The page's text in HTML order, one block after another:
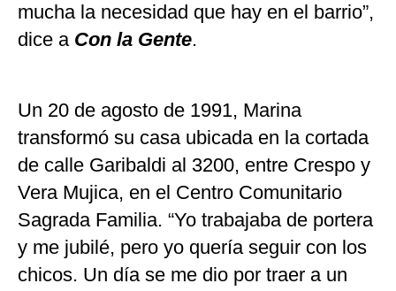
mucha la necesidad que hay en el barrio”,
dice a Con la Gente.
Un 20 de agosto de 1991, Marina
transformó su casa ubicada en la cortada
de calle Garibaldi al 3200, entre Crespo y
Vera Mujica, en el Centro Comunitario
Sagrada Familia. “Yo trabajaba de portera
y me jubilé, pero yo quería seguir con los
chicos. Un día se me dio por traer a un